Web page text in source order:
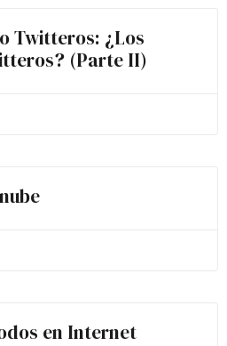
Twitteros: ¿Los
(Parte II)
en Internet